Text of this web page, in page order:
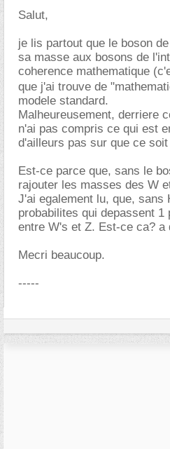
Salut,
je lis partout que le boson
sa masse aux bosons de
coherence mathematique
que j'ai trouve de
modele standard.
Malheureusement, derriere
n'ai pas compris ce qui est
d'ailleurs pas sur que ce
Est-ce parce que, sans le
rajouter les masses des W
J'ai egalement lu, que, sans
probabilites qui depassent 1
entre W's et Z. Est-ce ca? a
Mecri beaucoup.
-----